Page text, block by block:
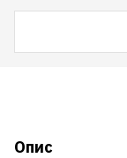
Опис